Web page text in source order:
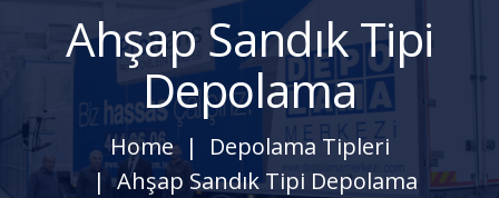
Ahşap Sandık Tipi
Depolama
Home
Depolama Tipleri
Ahşap Sandık Tipi Depolama